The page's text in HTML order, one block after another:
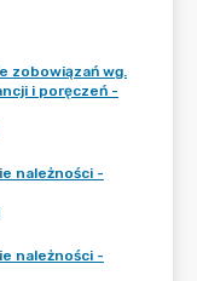
zobowiązań wg.
i poręczeń -
należności -
należności -